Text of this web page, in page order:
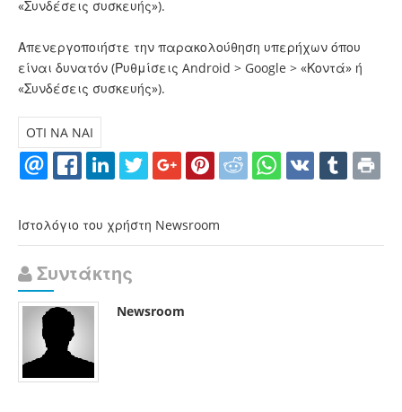
«Συνδέσεις συσκευής»).
Απενεργοποιήστε την παρακολούθηση υπερήχων όπου
είναι δυνατόν (Ρυθμίσεις Android > Google > «Κοντά» ή
«Συνδέσεις συσκευής»).
OTI NA NAI
Ιστολόγιο του χρήστη Newsroom
Συντάκτης
Newsroom